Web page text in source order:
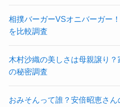
相撲バーガーVSオニバーガー
を比較調査
木村沙織の美しさは母親譲り
の秘密調査
おみそんって誰？安倍昭恵さ